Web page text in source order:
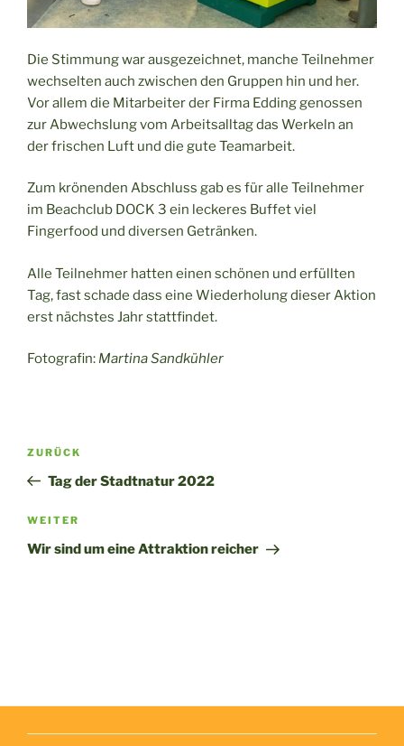
Die Stimmung war ausgezeichnet, manche Teilnehmer
wechselten auch zwischen den Gruppen hin und her.
Vor allem die Mitarbeiter der Firma Edding genossen
zur Abwechslung vom Arbeitsalltag das Werkeln an
der frischen Luft und die gute Teamarbeit.
Zum krönenden Abschluss gab es für alle Teilnehmer
im Beachclub DOCK 3 ein leckeres Buffet viel
Fingerfood und diversen Getränken.
Alle Teilnehmer hatten einen schönen und erfüllten
Tag, fast schade dass eine Wiederholung dieser Aktion
erst nächstes Jahr stattfindet.
Fotografin: Martina Sandkühler
Beitragsnavigation
Vorheriger
Beitrag
ZURÜCK
Tag der Stadtnatur 2022
Nächster
Beitrag
WEITER
Wir sind um eine Attraktion reicher